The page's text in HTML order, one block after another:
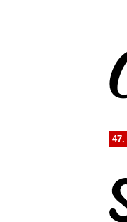
47.